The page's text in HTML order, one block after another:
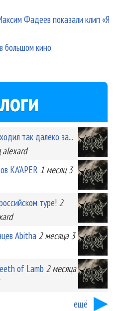
Фадеев показали клип «Я
большом кино
так далеко за...
alexard
KA'APER 1 месяц 3
туре! 2
Abitha 2 месяца 3
of Lamb 2 месяца
ещё